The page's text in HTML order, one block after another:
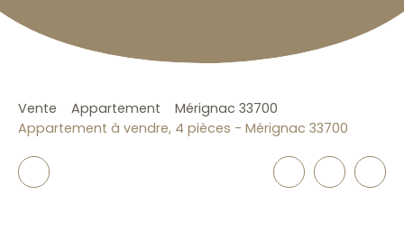
Vente Appartement
Mérignac 33700
Appartement à vendre, 4 pièces - Mérignac 33700